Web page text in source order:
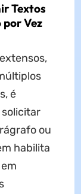
Textos
por Vez
é
ou
habilita